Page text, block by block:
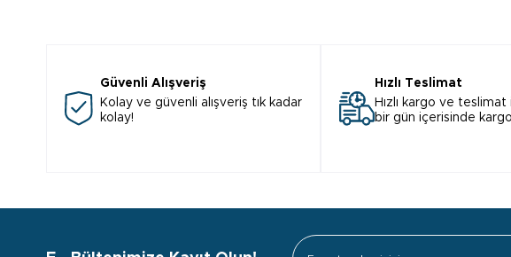
Güvenli Alışveriş
Kolay ve güvenli alışveriş tık kadar
kolay!
Hızlı Teslimat
Hızlı kargo ve
bir gün içerisinde